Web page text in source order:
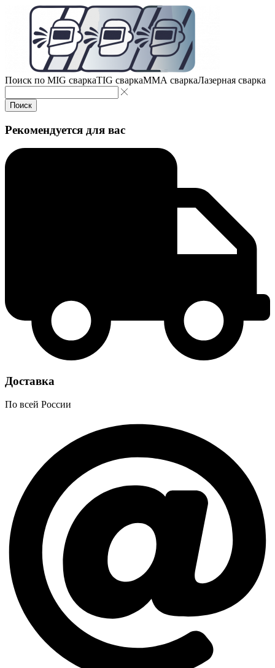
Поиск по MIG сваркаTIG сваркаMMA сваркаЛазерная сварка
Поиск
Рекомендуется для вас
Доставка
По всей России